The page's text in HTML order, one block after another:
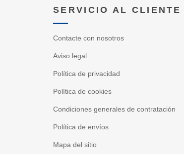
SERVICIO AL CLIENTE
Contacte con nosotros
Aviso legal
Política de privacidad
Política de cookies
Condiciones generales de contratación
Política de envíos
Mapa del sitio